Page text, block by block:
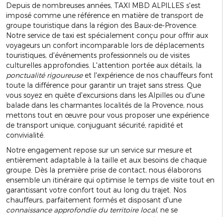
Depuis de nombreuses années, TAXI MBD ALPILLES s'est
imposé comme une référence en matière de transport de
groupe touristique dans la région des Baux-de-Provence.
Notre service de taxi est spécialement conçu pour offrir aux
voyageurs un confort incomparable lors de déplacements
touristiques, d'événements professionnels ou de visites
culturelles approfondies. L'attention portée aux détails, la
ponctualité rigoureuseet l'expérience de nos chauffeurs font
toute la différence pour garantir un trajet sans stress. Que
vous soyez en quête d'excursions dans les Alpilles ou d'une
balade dans les charmantes localités de la Provence, nous
mettons tout en œuvre pour vous proposer une expérience
de transport unique, conjuguant sécurité, rapidité et
convivialité.
Notre engagement repose sur un service sur mesure et
entièrement adaptable à la taille et aux besoins de chaque
groupe. Dès la première prise de contact, nous élaborons
ensemble un itinéraire qui optimise le temps de visite tout en
garantissant votre confort tout au long du trajet. Nos
chauffeurs, parfaitement formés et disposant d'une
connaissance approfondie du territoire local, ne se